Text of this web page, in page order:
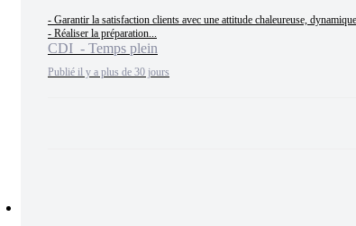
- Garantir la satisfaction clients avec une attitude chaleureuse,
- Réaliser la préparation...
CDI - Temps plein
Publié il y a plus de 30 jours